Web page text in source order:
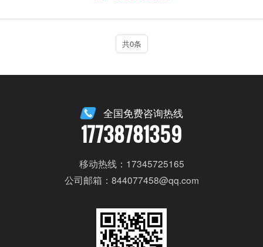
共0条
全国免费咨询热线
17738781359
移动热线：17345725165
公司邮箱：844077458@qq.com